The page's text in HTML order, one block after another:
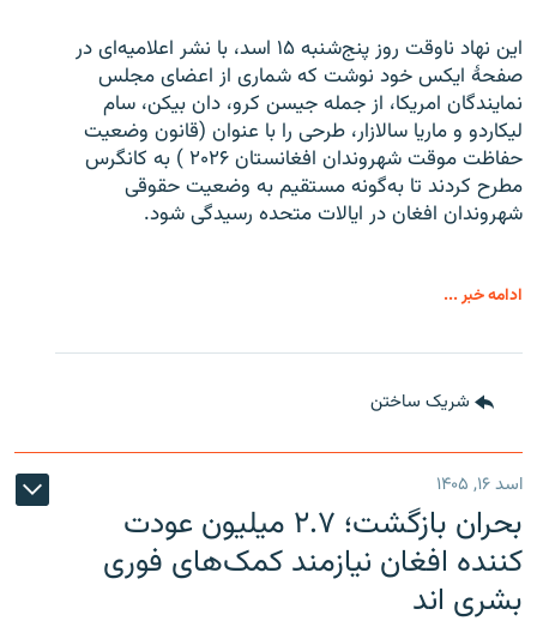
این نهاد ناوقت روز پنج‌شنبه ۱۵ اسد، با نشر اعلامیه‌ای در
صفحۀ ایکس خود نوشت که شماری از اعضای مجلس
نمایندگان امریکا، از جمله جیسن کرو، دان بیکن، سام
لیکاردو و ماریا سالازار، طرحی را با عنوان (قانون وضعیت
حفاظت موقت شهروندان افغانستان ۲۰۲۶ ) به کانگرس
مطرح کردند تا به‌گونه مستقیم به وضعیت حقوقی
شهروندان افغان در ایالات متحده رسیدگی شود.
ادامه خبر ...
شریک ساختن
اسد ۱۶, ۱۴۰۵
بحران بازگشت؛ ۲.۷ میلیون عودت
کننده افغان نیازمند کمک‌های فوری
بشری اند